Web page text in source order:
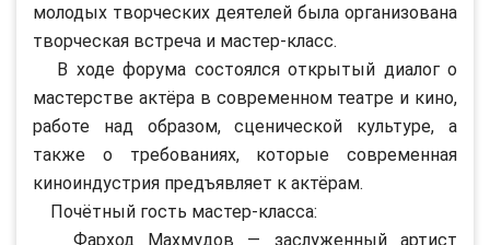
молодых творческих деятелей была организована
творческая встреча и мастер-класс.
В ходе форума состоялся открытый диалог о
мастерстве актёра в современном театре и кино,
работе над образом, сценической культуре, а
также о требованиях, которые современная
киноиндустрия предъявляет к актёрам.
Почётный гость мастер-класса:
Фарход Махмудов — заслуженный артист